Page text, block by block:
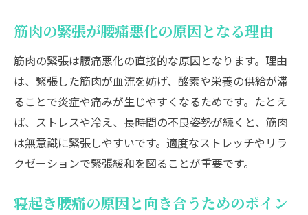
筋肉の緊張が腰痛悪化の原因となる理由
筋肉の緊張は腰痛悪化の直接的な原因となります。理由
は、緊張した筋肉が血流を妨げ、酸素や栄養の供給が滞
ることで炎症や痛みが生じやすくなるためです。たとえ
ば、ストレスや冷え、長時間の不良姿勢が続くと、筋肉
は無意識に緊張しやすいです。適度なストレッチやリラ
クゼーションで緊張緩和を図ることが重要です。
寝起き腰痛の原因と向き合うためのポイン